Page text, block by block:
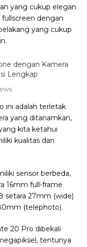
yang cukup elegan
dengan
yang cukup
ini adalah terletak
yang ditanamkan,
kita ketahui
kualitas dan
sensor berbeda,
16mm full-frame
setara 27mm (wide)
(telephoto).
20 Pro dibekali
tentunya